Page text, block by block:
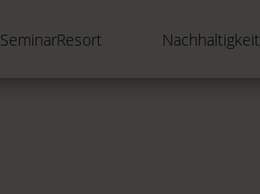
SeminarResort Nachhaltigkeit